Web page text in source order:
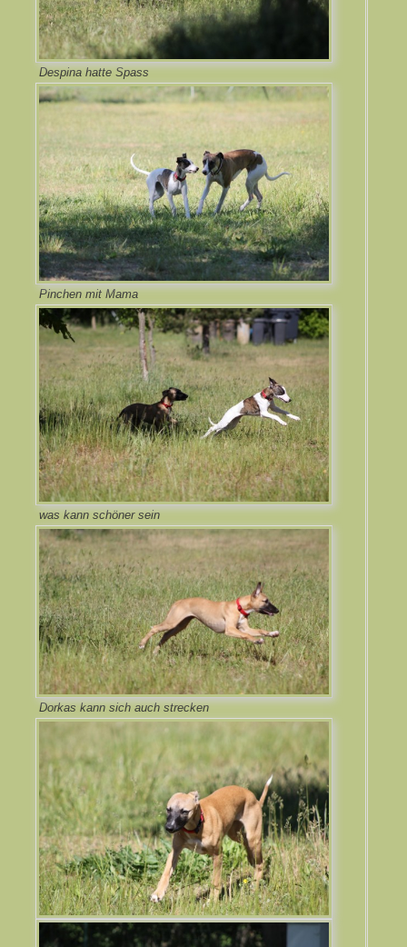
Despina hatte Spass
Pinchen mit Mama
was kann schöner sein
Dorkas kann sich auch strecken